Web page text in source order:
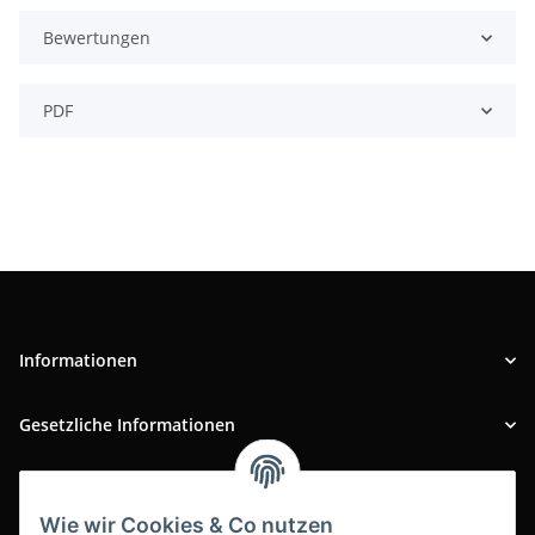
Wie wir Cookies & Co nutzen
Bewertungen
PDF
Informationen
Gesetzliche Informationen